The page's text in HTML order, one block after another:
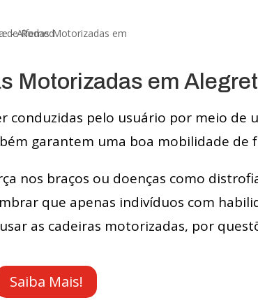
Motorizadas em
conduzidas pelo usuário por meio de
garantem uma boa mobilidade de
nos braços ou doenças como
que apenas indivíduos com
as cadeiras motorizadas, por
Saiba Mais!